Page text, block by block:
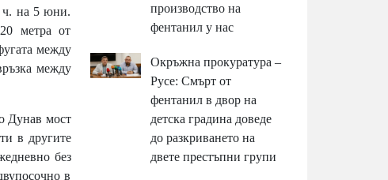
ч. на 5 юни.
метра от
между
между
Дунав мост
в другите
без
в
производство на
фентанил у нас
Окръжна прокуратура –
Русе: Смърт от
фентанил в двор на
детска градина доведе
до разкриването на
двете престъпни групи